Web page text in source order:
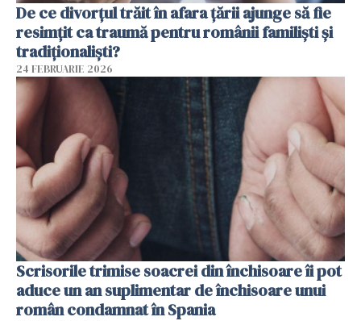
De ce divorțul trăit în afara țării ajunge să fie
resimțit ca traumă pentru românii familiști și
tradiționaliști?
24 FEBRUARIE 2026
Scrisorile trimise soacrei din închisoare îi pot
aduce un an suplimentar de închisoare unui
român condamnat în Spania